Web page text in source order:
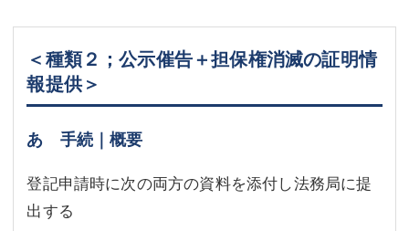
＜種類２；公示催告＋担保権消滅の証明情
報提供＞
あ 手続｜概要
登記申請時に次の両方の資料を添付し法務局に提
出する